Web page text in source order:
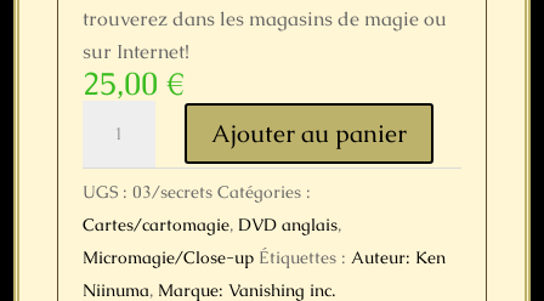
trouverez dans les magasins de magie ou
sur Internet!
25,00 €
3
Secrets
par
Ken
Ajouter au panier
UGS : 03/secrets Catégories :
Cartes/cartomagie, DVD anglais,
Micromagie/Close-up Étiquettes : Auteur: Ken
Niinuma, Marque: Vanishing inc.